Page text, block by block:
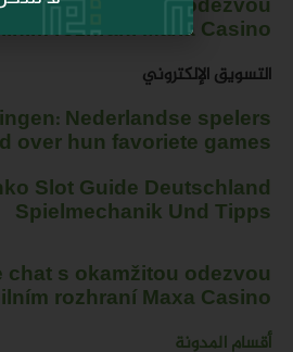
podpory v mobilním
Gebruikerservaringen:
aan het woord over
Plinko Slot
Jak funguje live chat s
podpory v mobilním